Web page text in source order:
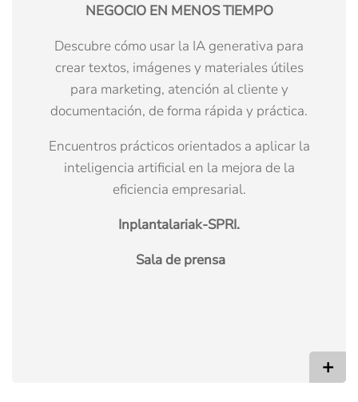
NEGOCIO EN MENOS TIEMPO
Descubre cómo usar la IA generativa para
crear textos, imágenes y materiales útiles
para marketing, atención al cliente y
documentación, de forma rápida y práctica.
Encuentros prácticos orientados a aplicar la
inteligencia artificial en la mejora de la
eficiencia empresarial.
Inplantalariak-SPRI.
Sala de prensa
+